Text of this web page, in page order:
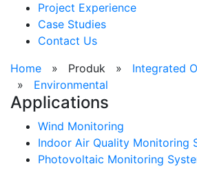
Project Experience
Case Studies
Contact Us
Home » Produk » Integrated
» Environmental
Applications
Wind Monitoring
Indoor Air Quality Monitoring
Photovoltaic Monitoring